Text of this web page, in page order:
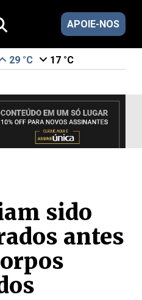
APOIE-NOS
29 °C 17 °C
sido
antes